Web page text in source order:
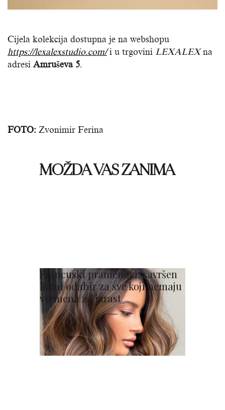
Cijela kolekcija dostupna je na webshopu
https://lexalexstudio.com/i u trgovini LEXALEXna
adresi Amruševa 5.
FOTO: Zvonimir Ferina
MOŽDA VAS ZANIMA
Francuski pramenovi: savršen
ljetni odabir za sve koji nemaju
vremena za izrast